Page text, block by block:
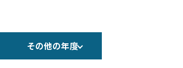
その他の年度